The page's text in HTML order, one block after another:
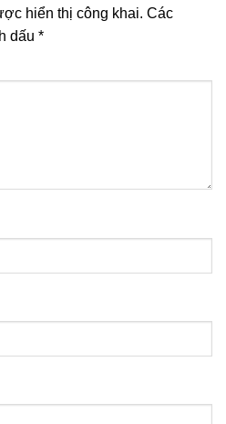
hiển thị công khai. Các
dấu *